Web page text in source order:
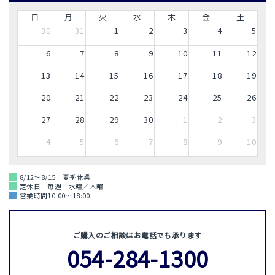
日 月 火 水 木 金
土
30
31 1 2 3 4
5
6
7 8 9 10 11
12
13
14 15 16 17 18
19
20
21 22 23 24 25
26
27
28 29 30 1 2
3
4
5 6 7 8 9 10
8/12～8/15 夏季休業
定休日 毎週 水曜／木曜
営業時間10:00～18:00
ご購入のご相談はお電話でも承ります
054-284-1300